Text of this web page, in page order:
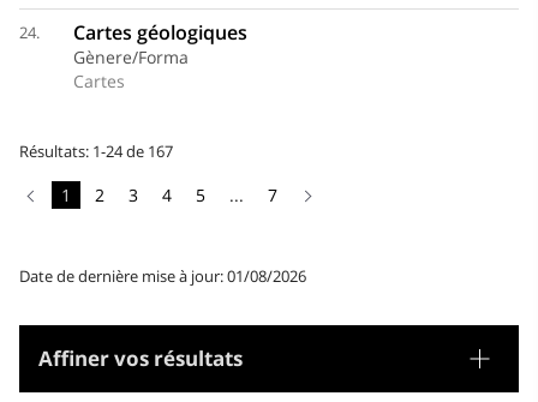
Affiner vos résultats
Tesaurus
24. Cartes géologiques
Gènere/Forma
Cartes
Résultats: 1-24 de 167
1 2 3 4 5 ... 7
Date de dernière mise à jour: 01/08/2026